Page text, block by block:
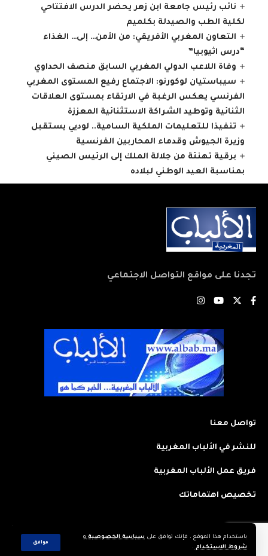
باستخدام هذا الموقع ، فإنك توافق على سياسة الخصوصية و
شروط الاستخدام .
موافق
نائب رئيس جامعة ابن زهر يحضر الدرس الافتتاحي
لكلية الطب والصيدلة بكلميم
التعاون المغربي الأفريقي: من الأمن… إلى… الغذاء
“درس اثيوبيا”
وفاة اللاعب الدولي المغربي السابق منصف الحداوي
سيباستيان لوكورنو: الاجتماع رفيع المستوى المغربي
الفرنسي يعكس الرغبة في الارتقاء بمستوى العلاقات
الثنائية وتوطيد الشراكة الاستثنائية المعززة
تنفيذا للتعليمات الملكية السامية.. لوديي يستقبل
وزيرة الجيوش وقدماء المحاربين الفرنسية
برقية تهنئة من جلالة الملك إلى الرئيس الصيني
بمناسبة العيد الوطني لبلاده
تجدنا على مواقع التواصل الاجتماعي
تواصل معنا
للنشر في الألباب المغربية
فريق عمل الألباب المغربية
تخصيص اهتماماتك
2023 © جميع الحقوق محفوظة لجريدة: الألباب المغربية. تم تصميمه وتطويره